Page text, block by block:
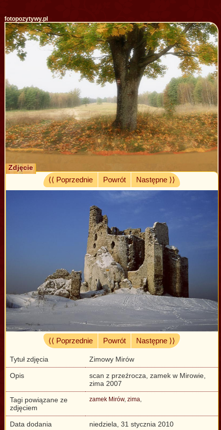
fotopozytywy.pl
Zdjęcie
⟨⟨ Poprzednie
Powrót Następne ⟩⟩
⟨⟨ Poprzednie Powrót Następne ⟩⟩
Tytuł zdjęcia Zimowy Mirów
Opis
scan z przeźrocza, zamek w Mirowie,
zima 2007
Tagi powiązane ze
zdjęciem
zamek Mirów, zima
Data dodania niedziela, 31 stycznia 2010